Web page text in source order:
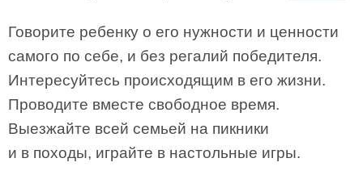
Говорите ребенку о его нужности и ценности
самого по себе, и без регалий победителя.
Интересуйтесь происходящим в его жизни.
Проводите вместе свободное время.
Выезжайте всей семьей на пикники
и в походы, играйте в настольные игры.